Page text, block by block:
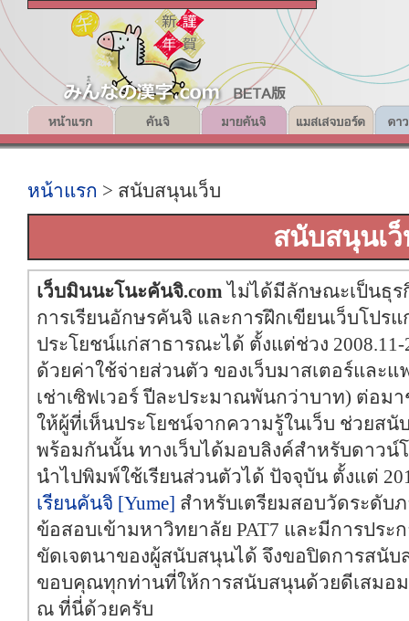
หน้าแรก > สนับสนุนเว็บ
สนับสนุนเ
เว็บมินนะโนะคันจิ.com ไม่ได้มีลักษณะเป็นธุร
การเรียนอักษรคันจิ และการฝึกเขียนเว็บโปร
ประโยชน์แก่สาธารณะได้ ตั้งแต่ช่วง
ด้วยค่าใช้จ่ายส่วนตัว ของเว็บมาสเตอร์และ
เช่าเซิฟเวอร์ ปีละประมาณพันกว่าบาท) ต่อมา
ให้ผู้ที่เห็นประโยชน์จากความรู้ในเว็บ ช่วยส
พร้อมกันนั้น ทางเว็บได้มอบลิงค์สำหรับดาว
นำไปพิมพ์ใช้เรียนส่วนตัวได้ ปัจจุบัน ตั้งแต่
เรียนคันจิ [Yume] สำหรับเตรียมสอบวัดระดับ
ข้อสอบเข้ามหาวิทยาลัย PAT7 และมีการประ
ขัดเจตนาของผู้สนับสนุนได้ จึงขอปิดการสนับ
ขอบคุณทุกท่านที่ให้การสนับสนุนด้วยดีเสมอ
ณ ที่นี่ด้วยครับ